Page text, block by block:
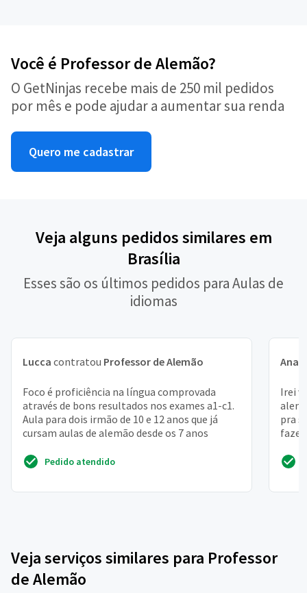
Você é Professor de Alemão?
O GetNinjas recebe mais de 250 mil pedidos
por mês e pode ajudar a aumentar sua renda
Quero me cadastrar
Veja alguns pedidos similares em
Brasília
Esses são os últimos pedidos para Aulas de
idiomas
Lucca contratou Professor de Alemão
Foco é proficiência na língua comprovada
através de bons resultados nos exames a1-c1.
Aula para dois irmão de 10 e 12 anos que já
cursam aulas de alemão desde os 7 anos
Pedido atendido
Ana
Irei
pra
Veja serviços similares para Professor
de Alemão